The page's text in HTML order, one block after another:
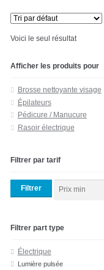
Voici le seul résultat
Afficher les produits pour
Brosse nettoyante visage
Épilateurs
Pédicure / Manucure
Rasoir électrique
Filtrer par tarif
Filtrer
Filtrer part type
Électrique
Lumière pulsée